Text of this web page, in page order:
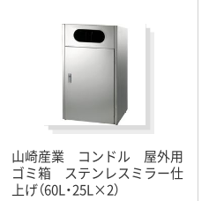
山崎産業 コンドル 屋外用
ゴミ箱 ステンレスミラー仕
上げ（60L・25L×2）